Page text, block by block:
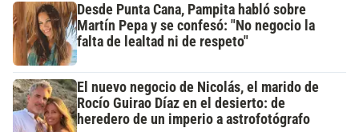
Desde Punta Cana, Pampita habló sobre
Martín Pepa y se confesó: "No negocio la
falta de lealtad ni de respeto"
El nuevo negocio de Nicolás, el marido de
Rocío Guirao Díaz en el desierto: de
heredero de un imperio a astrofotógrafo